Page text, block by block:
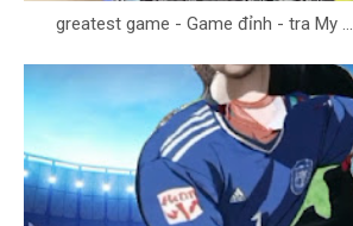
greatest game - Game đỉnh - tra My ...